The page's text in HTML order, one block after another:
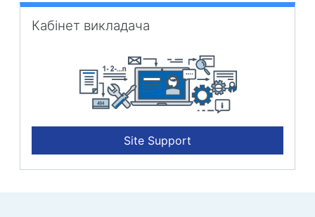
Passer Кабінет викладача
Кабінет викладача
Site Support